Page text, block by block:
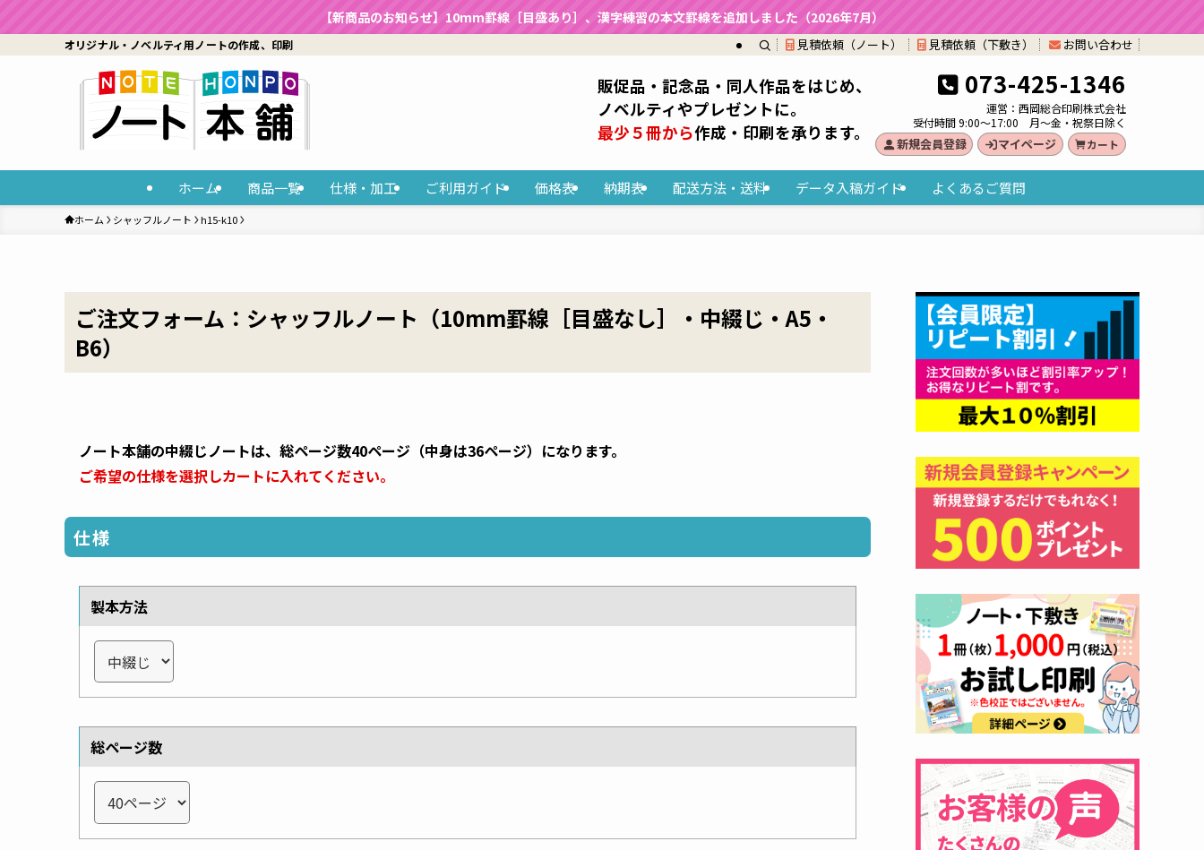
【新商品のお知らせ】10mm罫線［目盛あり］、漢字練習の本文罫線を追加しました（2026年7月）
オリジナル・ノベルティ用ノートの作成、印刷 見積依頼（ノート） 見積依頼（下敷き） お問い合わせ
ホーム 商品一覧 仕様・加工 ご利用ガイド 価格表 納期表 配送方法・送料 データ入稿ガイド よくあるご質問
販促品・記念品・同人作品をはじめ、
ノベルティやプレゼントに。
最少５冊から作成・印刷を承ります。
073-425-1346
運営：西岡総合印刷株式会社
受付時間 9:00～17:00 月～金・祝祭日除く
新規会員登録 マイページ カート
ホーム シャッフルノート h15-k10
ご注文フォーム：シャッフルノート（10mm罫線［目盛なし］・中綴じ・A5・
B6）
ノート本舗の中綴じノートは、総ページ数40ページ（中身は36ページ）になります。
ご希望の仕様を選択しカートに入れてください。
仕様
製本方法
総ページ数